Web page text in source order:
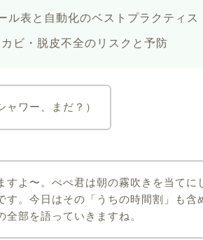
ル表と自動化のベストプラクティス
ビ・脱皮不全のリスクと予防
ャワー、まだ？）
すよ〜。ぺぺ君は朝の霧吹きを当てに
す。今日はその「うちの時間割」も含
全部を語っていきますね。